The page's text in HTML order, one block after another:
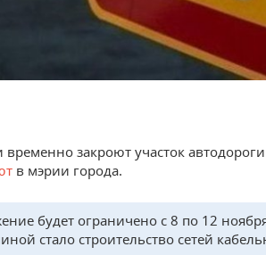
временно закроют участок
в мэрии города.
будет ограничено с 8 по 12
стало строительство сетей